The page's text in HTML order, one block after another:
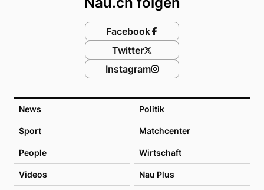
News Politik
Sport Matchcenter
People Wirtschaft
Videos Nau Plus
Facebook
Twitter
Instagram